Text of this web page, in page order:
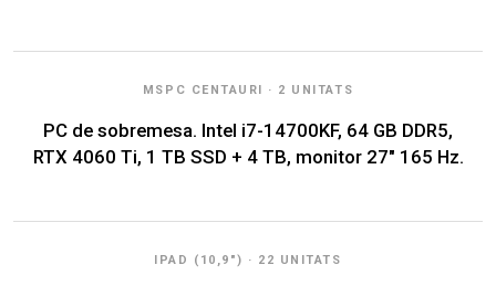
MSPC CENTAURI · 2 UNITATS
PC de sobremesa. Intel i7-14700KF, 64 GB DDR5,
RTX 4060 Ti, 1 TB SSD + 4 TB, monitor 27" 165 Hz.
IPAD (10,9") · 22 UNITATS